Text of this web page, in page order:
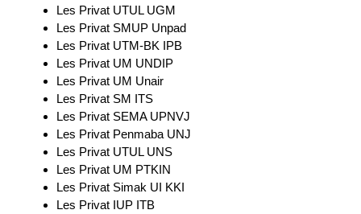
Les Privat UTUL UGM
Les Privat SMUP Unpad
Les Privat UTM-BK IPB
Les Privat UM UNDIP
Les Privat UM Unair
Les Privat SM ITS
Les Privat SEMA UPNVJ
Les Privat Penmaba UNJ
Les Privat UTUL UNS
Les Privat UM PTKIN
Les Privat Simak UI KKI
Les Privat IUP ITB